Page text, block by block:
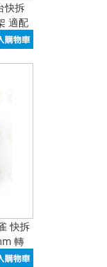
快拆
適配
快拆
轉